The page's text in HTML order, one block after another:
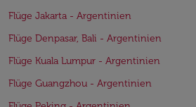
Flüge Jakarta - Argentinien
Flüge Denpasar, Bali - Argentinien
Flüge Kuala Lumpur - Argentinien
Flüge Guangzhou - Argentinien